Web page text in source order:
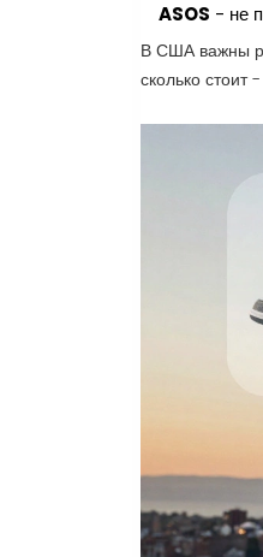
ASOS - не
В США важны
сколько стоит